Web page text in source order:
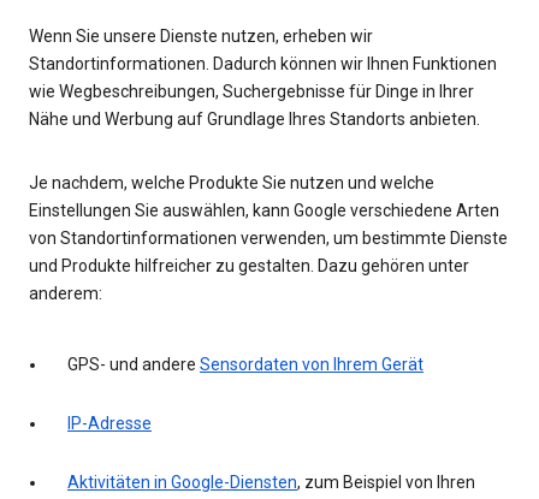
Wenn Sie unsere Dienste nutzen, erheben wir
Standortinformationen. Dadurch können wir Ihnen Funktionen
wie Wegbeschreibungen, Suchergebnisse für Dinge in Ihrer
Nähe und Werbung auf Grundlage Ihres Standorts anbieten.
Je nachdem, welche Produkte Sie nutzen und welche
Einstellungen Sie auswählen, kann Google verschiedene Arten
von Standortinformationen verwenden, um bestimmte Dienste
und Produkte hilfreicher zu gestalten. Dazu gehören unter
anderem:
GPS- und andere Sensordaten von Ihrem Gerät
IP-Adresse
Aktivitäten in Google-Diensten, zum Beispiel von Ihren